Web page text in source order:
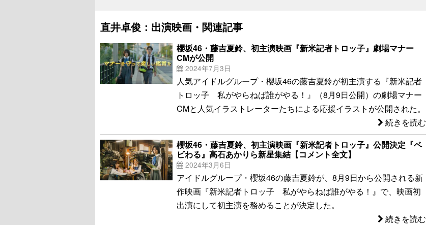
直井卓俊：出演映画・関連記事
櫻坂46・藤吉夏鈴、初主演映画『新米記者トロッ子』劇場マナー
CMが公開
2024年7月3日
人気アイドルグループ・櫻坂46の藤吉夏鈴が初主演する『新米記者
トロッ子 私がやらねば誰がやる！』（8月9日公開）の劇場マナー
CMと人気イラストレーターたちによる応援イラストが公開された。
続きを読む
櫻坂46・藤吉夏鈴、初主演映画『新米記者トロッ子』公開決定『ベ
ビわる』高石あかりら新星集結【コメント全文】
2024年3月6日
アイドルグループ・櫻坂46の藤吉夏鈴が、8月9日から公開される新
作映画『新米記者トロッ子 私がやらねば誰がやる！』で、映画初
出演にして初主演を務めることが決定した。
続きを読む